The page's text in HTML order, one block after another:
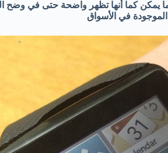
يمكن كما أنها تظهر واضحة حتى في وضح
الموجودة في الأسواق